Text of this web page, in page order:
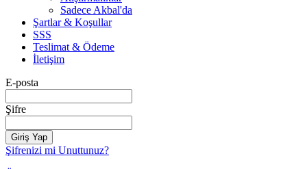
Sadece Akbal'da
Şartlar & Koşullar
SSS
Teslimat & Ödeme
İletişim
E-posta
Şifre
Giriş Yap
Şifrenizi mi Unuttunuz?